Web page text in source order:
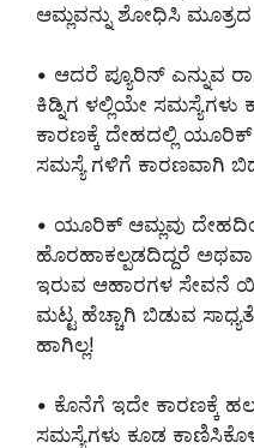
ಆಮ್ಲವನ್ನು ಶೋಧಿಸಿ
• ಆದರೆ ಪ್ಯೂರಿನ್ ಎನ್ನುವ
ಕಿಡ್ನಿಗ ಳಲ್ಲಿಯೇ ಸಮಸ್ಯೆಗಳು
ಕಾರಣಕ್ಕೆ ದೇಹದಲ್ಲಿ
ಸಮಸ್ಯೆ ಗಳಿಗೆ ಕಾರಣವಾಗಿ
• ಯೂರಿಕ್ ಆಮ್ಲವು
ಹೊರಹಾಕಲ್ಪಡದಿದ್ದರೆ
ಇರುವ ಆಹಾರಗಳ ಸೇವನೆ
ಮಟ್ಟ ಹೆಚ್ಚಾಗಿ ಬಿಡುವ
ಹಾಗಿಲ್ಲ!
• ಕೊನೆಗೆ ಇದೇ ಕಾರಣಕ್ಕೆ
ಸಮಸ್ಯೆಗಳು ಕೂಡ